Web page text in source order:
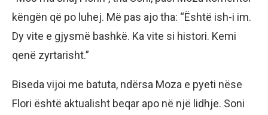
këngën që po luhej. Më pas ajo tha: “Është ish-i im.
Dy vite e gjysmë bashkë. Ka vite si histori. Kemi
qenë zyrtarisht.”
Biseda vijoi me batuta, ndërsa Moza e pyeti nëse
Flori është aktualisht beqar apo në një lidhje. Soni